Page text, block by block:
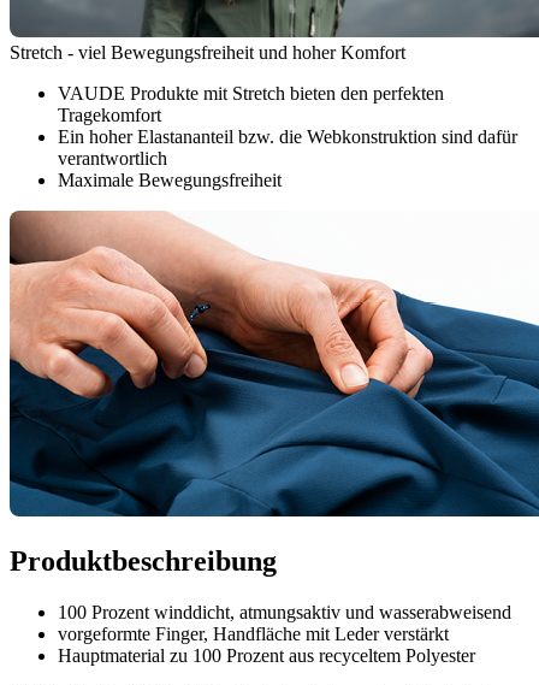
Stretch - viel Bewegungsfreiheit und hoher Komfort
VAUDE Produkte mit Stretch bieten den perfekten
Tragekomfort
Ein hoher Elastananteil bzw. die Webkonstruktion sind dafür
verantwortlich
Maximale Bewegungsfreiheit
Produktbeschreibung
100 Prozent winddicht, atmungsaktiv und wasserabweisend
vorgeformte Finger, Handfläche mit Leder verstärkt
Hauptmaterial zu 100 Prozent aus recyceltem Polyester